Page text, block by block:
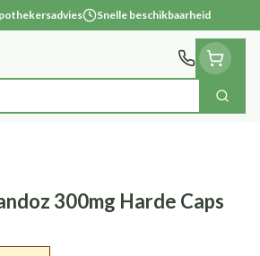
Snelle beschikbaarheid
Zoek
300mg Harde Caps